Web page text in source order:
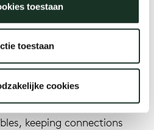
toestaan
toestaan
cookies
solutions integrate
keeping connections